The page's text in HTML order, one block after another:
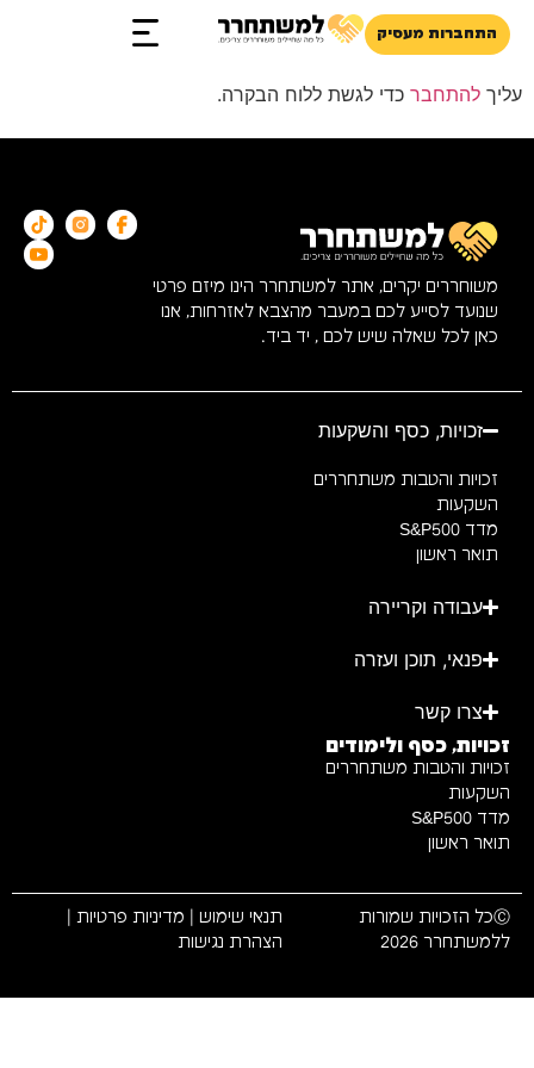
התחברות מעסיק
עליך להתחבר כדי לגשת ללוח הבקרה.
משוחררים יקרים, אתר למשתחרר הינו מיזם פרטי
שנועד לסייע לכם במעבר מהצבא לאזרחות, אנו
כאן לכל שאלה שיש לכם , יד ביד.
זכויות, כסף והשקעות
זכויות והטבות משתחררים
השקעות
מדד S&P500
תואר ראשון
עבודה וקריירה
פנאי, תוכן ועזרה
צרו קשר
זכויות, כסף ולימודים
זכויות והטבות משתחררים
השקעות
מדד S&P500
תואר ראשון
Ⓒכל הזכויות שמורות
ללמשתחרר 2026
תנאי שימוש מדיניות פרטיות|
הצהרת נגישות